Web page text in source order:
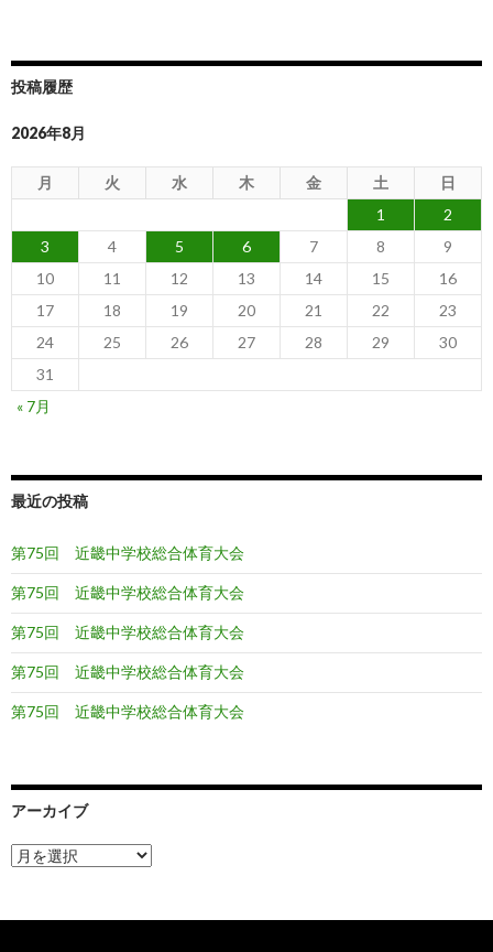
投稿履歴
2026年8月
月 火 水 木 金 土
日
1
2
3
4 5 6 7 8
9
10
11 12 13 14 15
16
17
18 19 20 21 22
23
24
25 26 27 28 29
30
31
« 7月
最近の投稿
第75回 近畿中学校総合体育大会
第75回 近畿中学校総合体育大会
第75回 近畿中学校総合体育大会
第75回 近畿中学校総合体育大会
第75回 近畿中学校総合体育大会
アーカイブ
ア
ー